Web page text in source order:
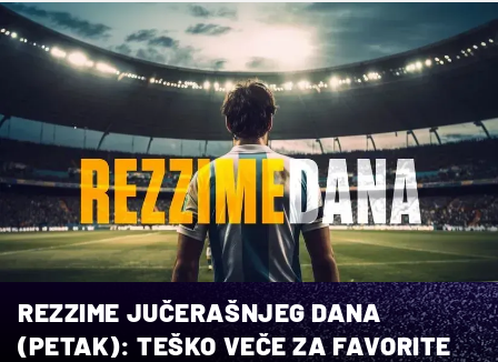
REZZIME JUČERAŠNJEG DANA
(PETAK): TEŠKO VEČE ZA FAVORITE